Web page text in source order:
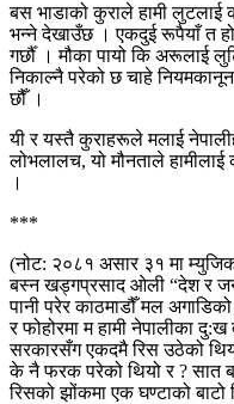
बस भाडाको कुराले हामी लुटलाई
भन्ने देखाउँछ । एकदुई रूपैयाँ त हो
गर्छौँ । मौका पायो कि अरूलाई
निकाल्नै परेको छ चाहे
छौँ ।
यी र यस्तै कुराहरूले मलाई
लोभलालच, यो मौनताले
।
***
(नोट: २०८१ असार ३१ मा
बस्न खड्गप्रसाद ओली “देश र
पानी परेर काठमाडौँ मल
र फोहोरमा म हामी नेपालीका
सरकारसँग एकदमै रिस उठेको
के नै फरक परेको थियो र ? सात
रिसको झोंकमा एक घण्टाको बाटो